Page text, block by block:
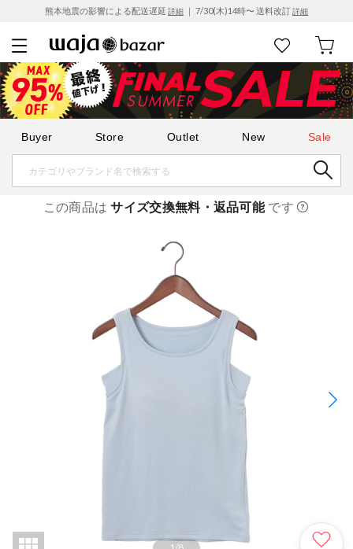
熊本地震の影響による配送遅延 詳細 ｜ 7/30(木)14時〜 送料改訂詳細
Buyer Store Outlet New Sale
この商品はサイズ交換無料・返品可能です